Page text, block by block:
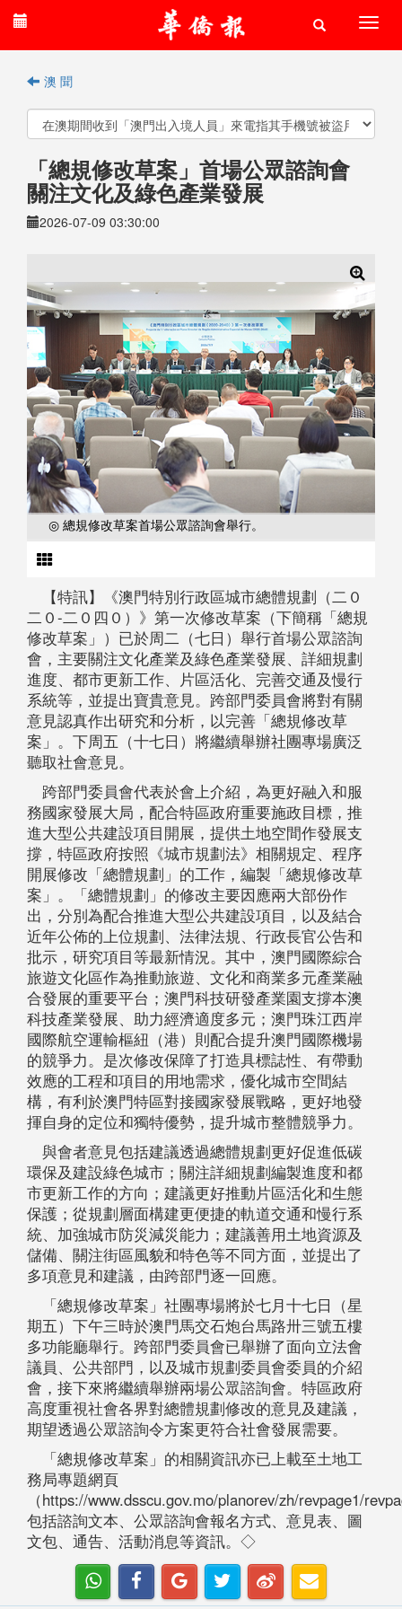
澳 聞
「總規修改草案」首場公眾諮詢會
關注文化及綠色產業發展
2026-07-09 03:30:00
◎ 總規修改草案首場公眾諮詢會舉行。
【特訊】《澳門特別行政區城市總體規劃（二０
二０-二０四０）》第一次修改草案（下簡稱「總規
修改草案」）已於周二（七日）舉行首場公眾諮詢
會，主要關注文化產業及綠色產業發展、詳細規劃
進度、都市更新工作、片區活化、完善交通及慢行
系統等，並提出寶貴意見。跨部門委員會將對有關
意見認真作出研究和分析，以完善「總規修改草
案」。下周五（十七日）將繼續舉辦社團專場廣泛
聽取社會意見。
跨部門委員會代表於會上介紹，為更好融入和服
務國家發展大局，配合特區政府重要施政目標，推
進大型公共建設項目開展，提供土地空間作發展支
撐，特區政府按照《城市規劃法》相關規定、程序
開展修改「總體規劃」的工作，編製「總規修改草
案」。「總體規劃」的修改主要因應兩大部份作
出，分別為配合推進大型公共建設項目，以及結合
近年公佈的上位規劃、法律法規、行政長官公告和
批示，研究項目等最新情況。其中，澳門國際綜合
旅遊文化區作為推動旅遊、文化和商業多元產業融
合發展的重要平台；澳門科技研發產業園支撐本澳
科技產業發展、助力經濟適度多元；澳門珠江西岸
國際航空運輸樞紐（港）則配合提升澳門國際機場
的競爭力。是次修改保障了打造具標誌性、有帶動
效應的工程和項目的用地需求，優化城市空間結
構，有利於澳門特區對接國家發展戰略，更好地發
揮自身的定位和獨特優勢，提升城市整體競爭力。
與會者意見包括建議透過總體規劃更好促進低碳
環保及建設綠色城市；關注詳細規劃編製進度和都
市更新工作的方向；建議更好推動片區活化和生態
保護；從規劃層面構建更便捷的軌道交通和慢行系
統、加強城市防災減災能力；建議善用土地資源及
儲備、關注街區風貌和特色等不同方面，並提出了
多項意見和建議，由跨部門逐一回應。
「總規修改草案」社團專場將於七月十七日（星
期五）下午三時於澳門馬交石炮台馬路卅三號五樓
多功能廳舉行。跨部門委員會已舉辦了面向立法會
議員、公共部門，以及城市規劃委員會委員的介紹
會，接下來將繼續舉辦兩場公眾諮詢會。特區政府
高度重視社會各界對總體規劃修改的意見及建議，
期望透過公眾諮詢令方案更符合社會發展需要。
「總規修改草案」的相關資訊亦已上載至土地工
務局專題網頁
（https://www.dsscu.gov.mo/planorev/zh/revpage1/
包括諮詢文本、公眾諮詢會報名方式、意見表、圖
文包、通告、活動消息等資訊。◇